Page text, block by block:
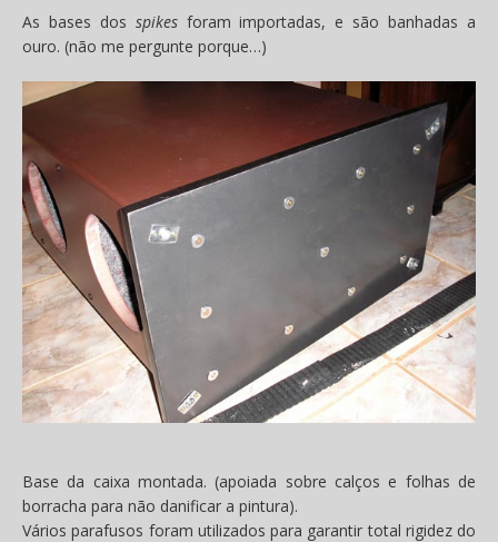
As bases dos spikesforam importadas, e são banhadas a
ouro. (não me pergunte porque…)
Base da caixa montada. (apoiada sobre calços e folhas de
borracha para não danificar a pintura).
Vários parafusos foram utilizados para garantir total rigidez do